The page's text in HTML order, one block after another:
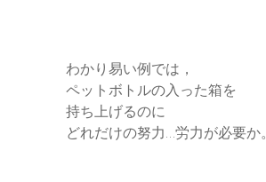
わかり易い例では，
ペットボトルの入った箱を
持ち上げるのに
どれだけの努力…労力が必要か。